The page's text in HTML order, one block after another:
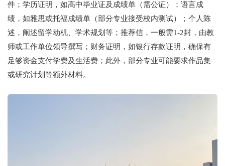
件；学历证明，如高中毕业证及成绩单（需公证）；语言成
绩，如雅思或托福成绩单（部分专业接受校内测试）；个人陈
述，阐述留学动机、学术规划等；推荐信，一般需1-2封，由教
师或工作单位领导撰写；财务证明，如银行存款证明，确保有
足够资金支付学费及生活费；此外，部分专业可能要求作品集
或研究计划等额外材料。